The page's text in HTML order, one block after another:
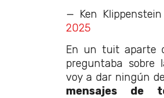
— Ken Klippenstein
2025
En un tuit aparte
preguntaba sobre
voy a dar ningún
mensajes de